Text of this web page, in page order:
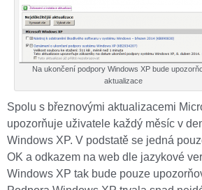
Na ukončení podpory Windows XP bude
aktualizace
Spolu s březnovými aktualizacemi
upozorňuje uživatele každý měsíc v
Windows XP. V podstatě se jedná
OK a odkazem na web dle jazykové
Windows XP tak bude pouze